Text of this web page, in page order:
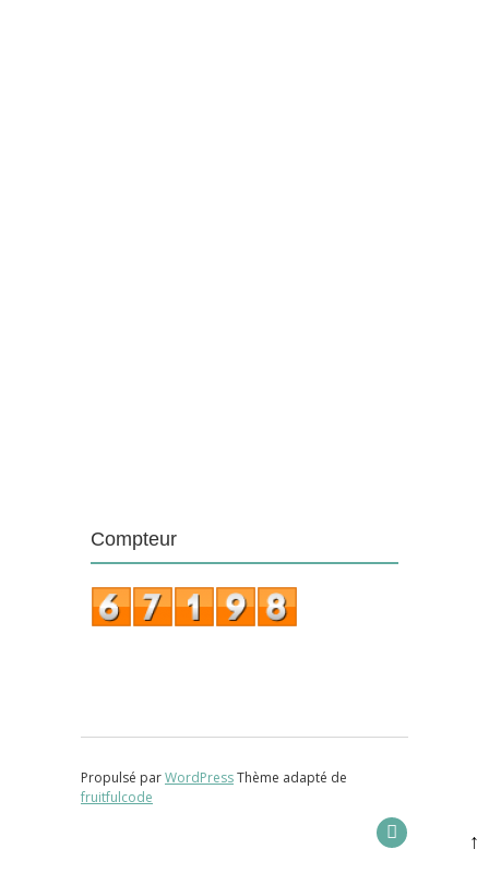
Compteur
Propulsé parWordPressThème adapté de
fruitfulcode
↑